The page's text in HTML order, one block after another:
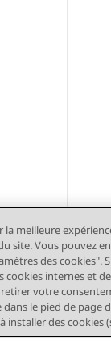
la meilleure
site. Vous pouvez
des cookies".
cookies internes et
votre
le pied de page
installer des